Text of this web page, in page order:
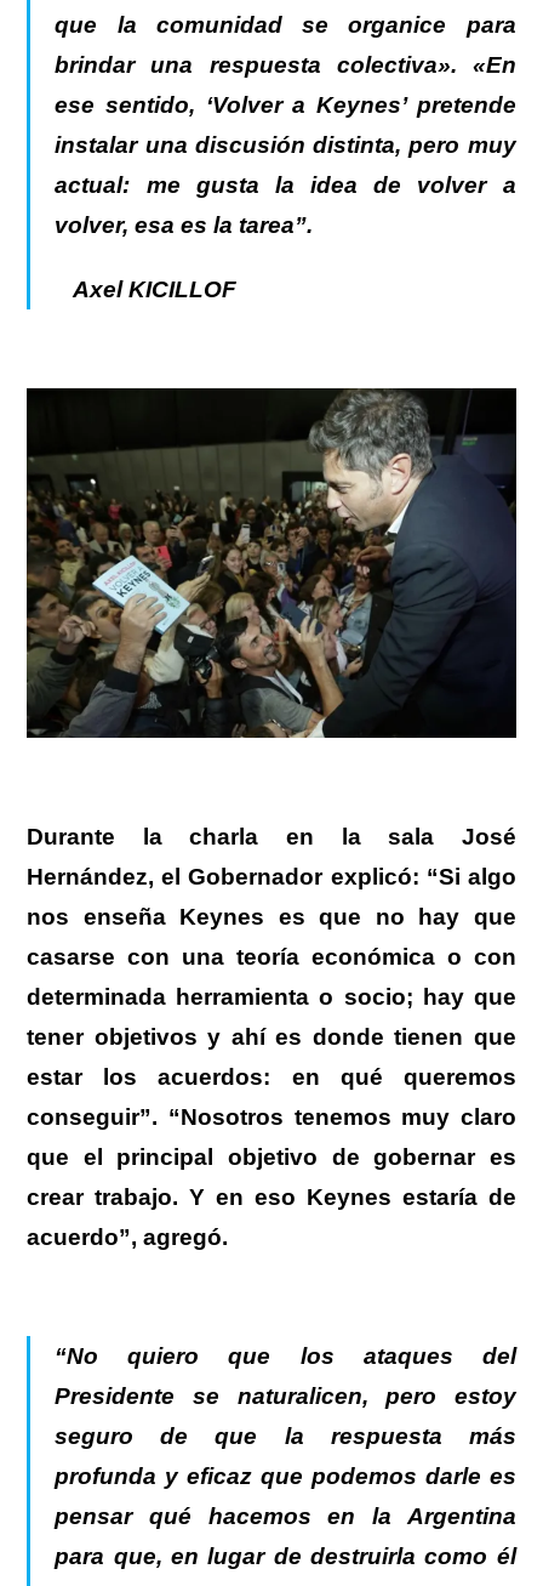
que la comunidad se organice para
brindar una respuesta colectiva». «En
ese sentido, ‘Volver a Keynes’ pretende
instalar una discusión distinta, pero muy
actual: me gusta la idea de volver a
volver, esa es la tarea”.
Axel KICILLOF
Durante la charla en la sala José
Hernández, el Gobernador explicó: “Si algo
nos enseña Keynes es que no hay que
casarse con una teoría económica o con
determinada herramienta o socio; hay que
tener objetivos y ahí es donde tienen que
estar los acuerdos: en qué queremos
conseguir”. “Nosotros tenemos muy claro
que el principal objetivo de gobernar es
crear trabajo. Y en eso Keynes estaría de
acuerdo”, agregó.
“No quiero que los ataques del
Presidente se naturalicen, pero estoy
seguro de que la respuesta más
profunda y eficaz que podemos darle es
pensar qué hacemos en la Argentina
para que, en lugar de destruirla como él